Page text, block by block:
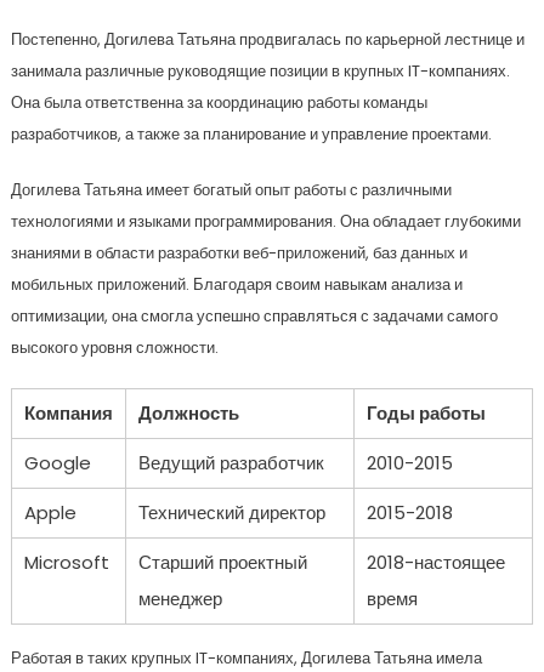
Постепенно, Догилева Татьяна продвигалась по карьерной лестнице и
занимала различные руководящие позиции в крупных IT-компаниях.
Она была ответственна за координацию работы команды
разработчиков, а также за планирование и управление проектами.
Догилева Татьяна имеет богатый опыт работы с различными
технологиями и языками программирования. Она обладает глубокими
знаниями в области разработки веб-приложений, баз данных и
мобильных приложений. Благодаря своим навыкам анализа и
оптимизации, она смогла успешно справляться с задачами самого
высокого уровня сложности.
Компания Должность
Годы работы
Google
Ведущий разработчик
2010-2015
Apple
Технический директор
2015-2018
Microsoft
Старший проектный
менеджер
2018-настоящее
время
Работая в таких крупных IT-компаниях, Догилева Татьяна имела